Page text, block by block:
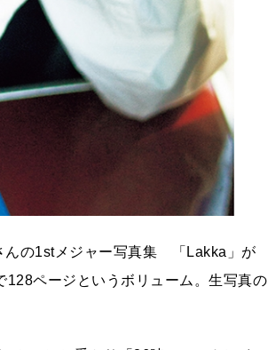
んの1stメジャー写真集 「Lakka」が
ページというボリューム。生写真の